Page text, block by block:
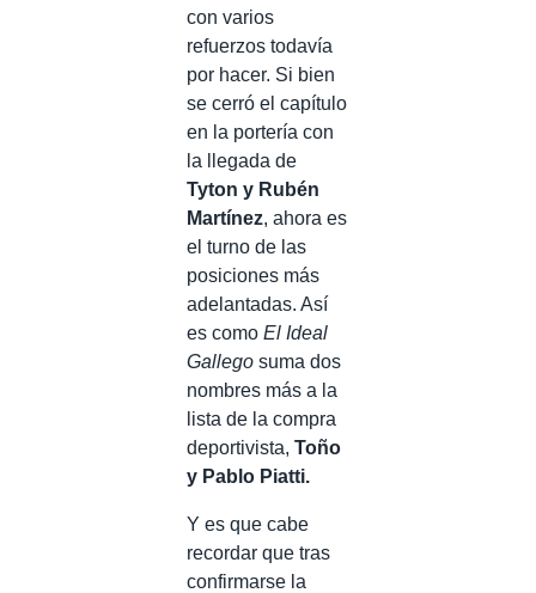
con varios
refuerzos todavía
por hacer. Si bien
se cerró el capítulo
en la portería con
la llegada de
Tyton y Rubén
Martínez, ahora es
el turno de las
posiciones más
adelantadas. Así
es como El Ideal
Gallego suma dos
nombres más a la
lista de la compra
deportivista, Toño
y Pablo Piatti.
Y es que cabe
recordar que tras
confirmarse la